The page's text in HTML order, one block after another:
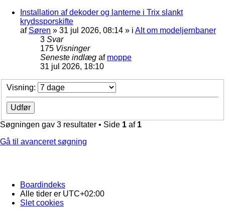
Installation af dekoder og lanterne i Trix slankt
krydssporskifte
af Søren » 31 jul 2026, 08:14 » i Alt om modeljernbaner
3 Svar
175 Visninger
Seneste indlæg af moppe
31 jul 2026, 18:10
Visning:
Søgningen gav 3 resultater • Side 1 af 1
Gå til avanceret søgning
Boardindeks
Alle tider er UTC+02:00
Slet cookies